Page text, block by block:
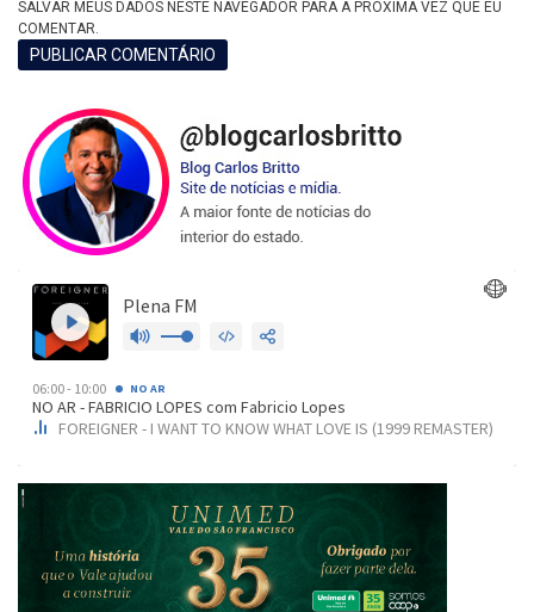
SALVAR MEUS DADOS NESTE NAVEGADOR PARA A PRÓXIMA VEZ QUE EU
COMENTAR.